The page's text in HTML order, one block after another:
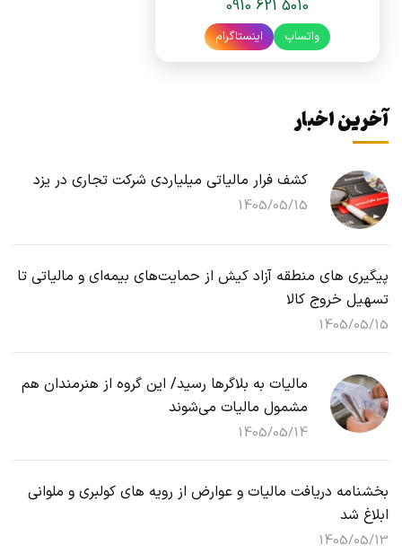
0910 621 5010
واتساپ اینستاگرام
آخرین اخبار
کشف فرار مالیاتی میلیاردی شرکت تجاری در یزد
1405/05/15
پیگیری های منطقه آزاد کیش از حمایت‌های بیمه‌ای و مالیاتی تا
تسهیل خروج کالا
1405/05/15
مالیات به بلاگرها رسید/ این گروه از هنرمندان هم
مشمول مالیات می‌شوند
1405/05/14
بخشنامه دریافت مالیات و عوارض از رویه های کولبری و ملوانی
ابلاغ شد
1405/05/13